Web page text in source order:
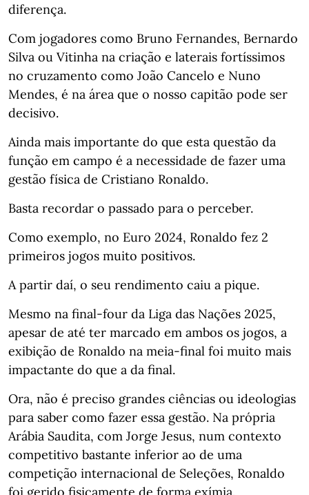
diferença.⁣⁣⠀
Com jogadores como Bruno Fernandes, Bernardo
Silva ou Vitinha na criação e laterais fortíssimos
no cruzamento como João Cancelo e Nuno
Mendes, é na área que o nosso capitão pode ser
decisivo.⁣⁣
Ainda mais importante do que esta questão da
função em campo é a necessidade de fazer uma
gestão física de Cristiano Ronaldo.⁣⁣⠀
Basta recordar o passado para o perceber.⁣⁣⠀
Como exemplo, no Euro 2024, Ronaldo fez 2
primeiros jogos muito positivos.⁣⁣⠀
A partir daí, o seu rendimento caiu a pique.⁣⁣⠀
Mesmo na final-four da Liga das Nações 2025,
apesar de até ter marcado em ambos os jogos, a
exibição de Ronaldo na meia-final foi muito mais
impactante do que a da final.⁣⁣⠀
Ora, não é preciso grandes ciências ou ideologias
para saber como fazer essa gestão. Na própria
Arábia Saudita, com Jorge Jesus, num contexto
competitivo bastante inferior ao de uma
competição internacional de Seleções, Ronaldo